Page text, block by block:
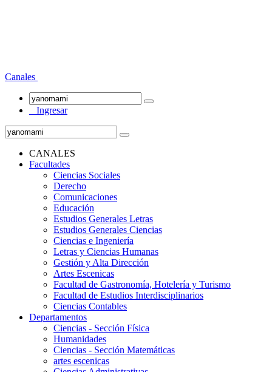
Canales
Ingresar
CANALES
Facultades
Ciencias Sociales
Derecho
Comunicaciones
Educación
Estudios Generales Letras
Estudios Generales Ciencias
Ciencias e Ingeniería
Letras y Ciencias Humanas
Gestión y Alta Dirección
Artes Escenicas
Facultad de Gastronomía, Hotelería y Turismo
Facultad de Estudios Interdisciplinarios
Ciencias Contables
Departamentos
Ciencias - Sección Física
Humanidades
Ciencias - Sección Matemáticas
artes escenicas